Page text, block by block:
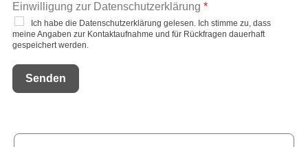
Einwilligung zur Datenschutzerklärung *
Ich habe die Datenschutzerklärung gelesen. Ich stimme zu, dass
meine Angaben zur Kontaktaufnahme und für Rückfragen dauerhaft
gespeichert werden.
Senden